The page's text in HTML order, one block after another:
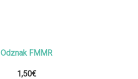
Odznak FMMR
1,50€